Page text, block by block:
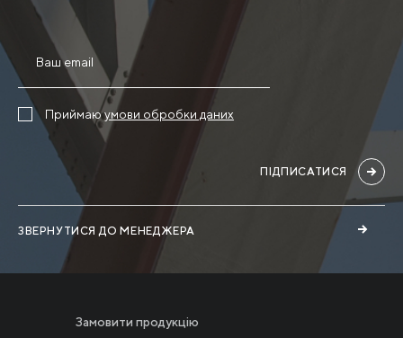
ЗВЕРНУТИСЯ ДО МЕНЕДЖЕРА
Приймаюумови обробки даних
ПІДПИСАТИСЯ
Замовити продукцію